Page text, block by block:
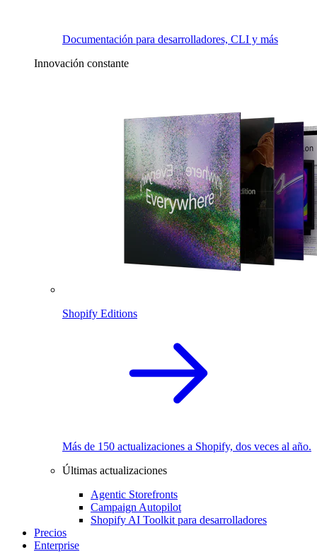
Documentación para desarrolladores, CLI y más
Innovación constante
Shopify Editions
Más de 150 actualizaciones a Shopify, dos veces al año.
Últimas actualizaciones
Agentic Storefronts
Campaign Autopilot
Shopify AI Toolkit para desarrolladores
Precios
Enterprise